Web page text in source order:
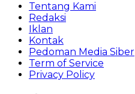
Tentang Kami
Redaksi
Iklan
Kontak
Pedoman Media Siber
Term of Service
Privacy Policy